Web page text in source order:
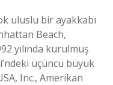
uluslu bir ayakkabı
Beach,
yılında kurulmuş
üçüncü büyük
Inc., Amerikan